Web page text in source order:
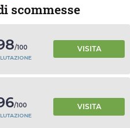
scommesse
/100 VISITA
/100 VISITA